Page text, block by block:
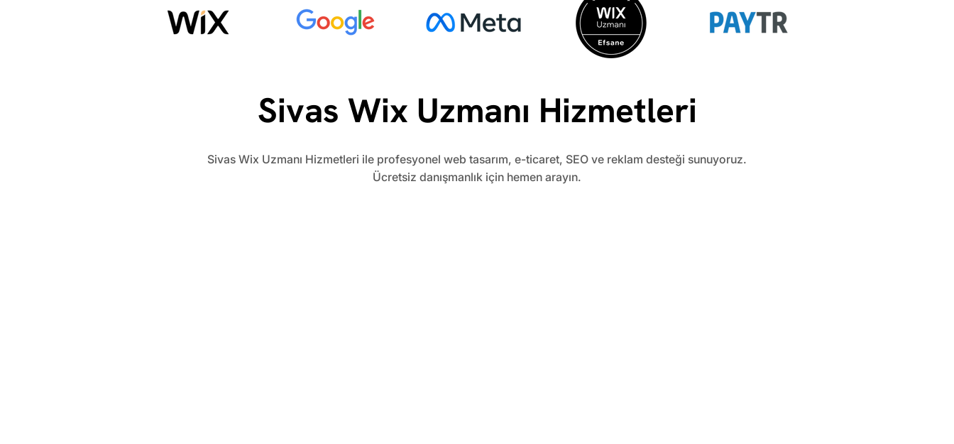
Sivas Wix Uzmanı Hizmetleri
Sivas Wix Uzmanı Hizmetleri ile profesyonel web tasarım, e-ticaret, SEO ve reklam desteği sunuyoruz.
Ücretsiz danışmanlık için hemen arayın.